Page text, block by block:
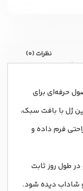
نظرات (0)
حرفه‌ای برای
ژل با بافت سبک،
فرم داده و
طول روز ثابت
و شاداب دیده شود.